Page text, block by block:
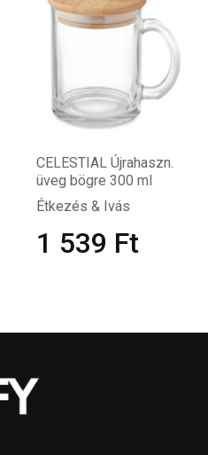
CELESTIAL Újrahaszn.
üveg bögre 300 ml
Étkezés & Ivás
1 539Ft